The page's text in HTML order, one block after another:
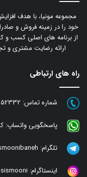
مجموعه مونیا، با هدف
خود را در زمینه فروش و
از برنامه های اصلی کسب و
ارائه رضایت مشتری و
راه های ارتباطی
شماره تماس:
پاسخگویی واتساپ:
تلگرام:
اینستاگرام: